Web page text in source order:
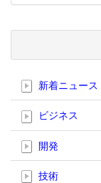
新着ニュース
ビジネス
開発
技術